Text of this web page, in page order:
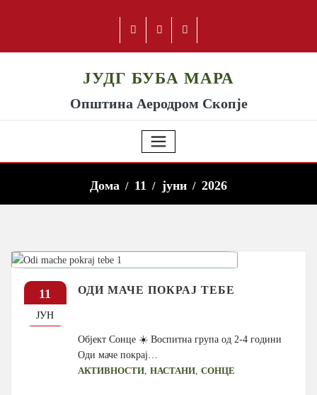
ЈУДГ БУБА МАРА
Општина Аеродром Скопје
Дома 11 јуни 2026
11
ЈУН
ОДИ МАЧЕ ПОКРАЈ ТЕБЕ
Објект Сонце ☀️ Воспитна група од 2-4 години
Оди маче покрај…
АКТИВНОСТИ ,НАСТАНИ ,СОНЦЕ